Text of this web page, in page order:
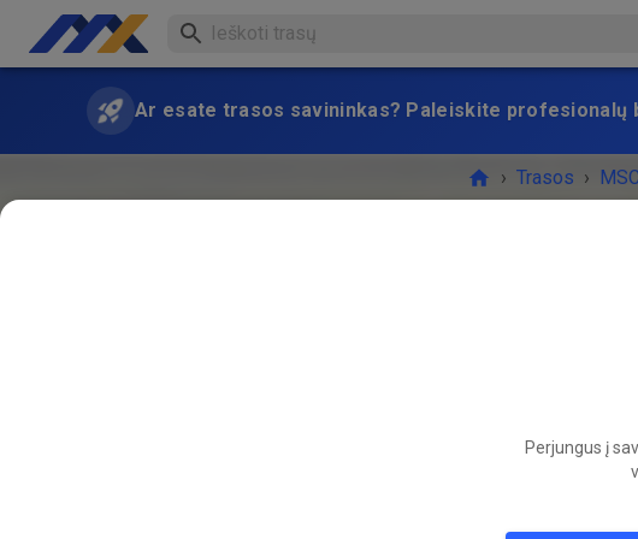
Ar esate trasos savininkas? Paleiskite profesionalų
› Trasos ›
RENGINYS BAIGĖSI!
18
Perjungus į